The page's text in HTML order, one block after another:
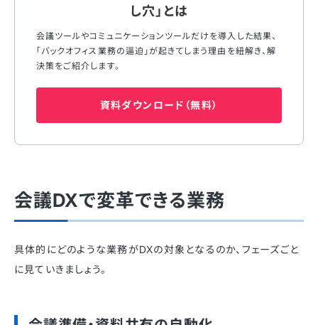
し穴」とは
会議ツールやコミュニケーションツールだけを導入した結果、
「バックオフィス業務の逼迫」が起きてしまう理由を紐解き、解
決策をご紹介します。
資料ダウンロード（無料）
会議DXで変革できる業務
具体的にどのような業務がDXの対象となるのか、フェーズごと
に見ていきましょう。